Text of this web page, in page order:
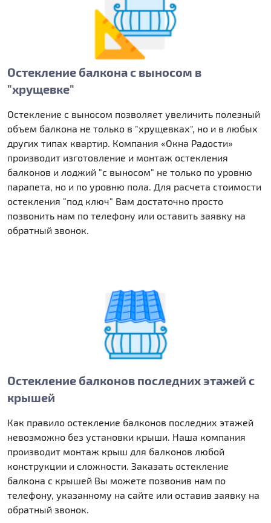
Остекление балкона с выносом в
"хрущевке"
Остекление с выносом позволяет увеличить полезный
объем балкона не только в "хрущевках", но и в любых
других типах квартир. Компания «Окна Радости»
производит изготовление и монтаж остекления
балконов и лоджий "с выносом" не только по уровню
парапета, но и по уровню пола. Для расчета стоимости
остекления "под ключ" Вам достаточно просто
позвонить нам по телефону или оставить заявку на
обратный звонок.
Остекление балконов последних этажей с
крышей
Как правило остекление балконов последних этажей
невозможно без установки крыши. Наша компания
производит монтаж крыш для балконов любой
конструкции и сложности. Заказать остекление
балкона с крышей Вы можете позвонив нам по
телефону, указанному на сайте или оставив заявку на
обратный звонок.